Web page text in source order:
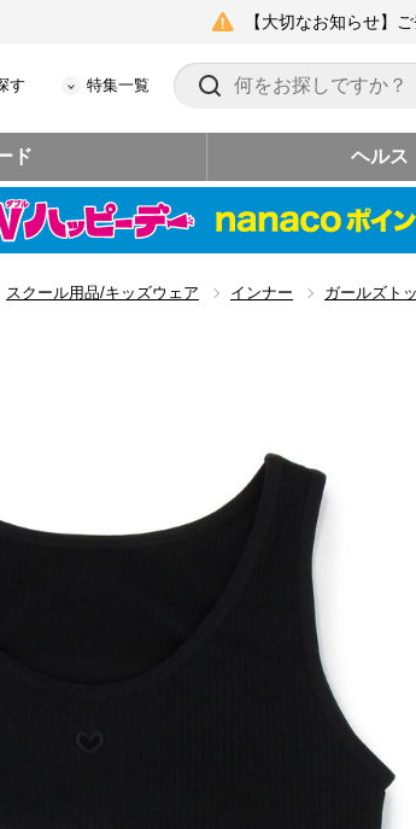
【大切なお知らせ】
す 特集一覧
ド ヘルス
スクール用品/キッズウェア インナー ガールズト